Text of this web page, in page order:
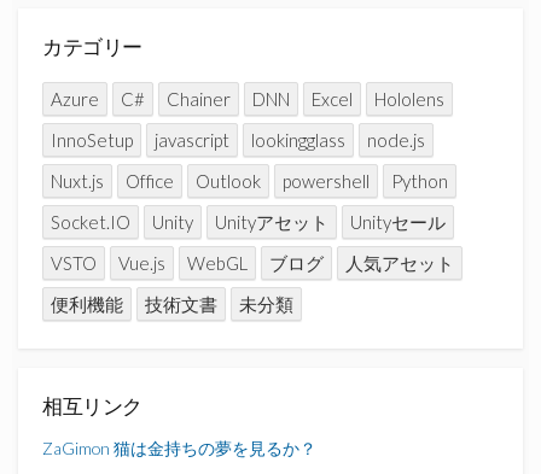
カテゴリー
Azure C# Chainer DNN Excel
Hololens
InnoSetup
javascript lookingglass
node.js
Nuxt.js
Office Outlook powershell
Python
Socket.IO
Unity Unityアセット
Unityセール
VSTO
Vue.js WebGL ブログ
人気アセット
便利機能
技術文書 未分類
相互リンク
ZaGimon 猫は金持ちの夢を見るか？